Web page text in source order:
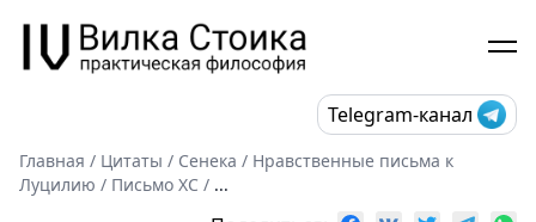
Telegram-канал
Главная / Цитаты / Сенека / Нравственные письма к
Луцилию / Письмо XC / ...